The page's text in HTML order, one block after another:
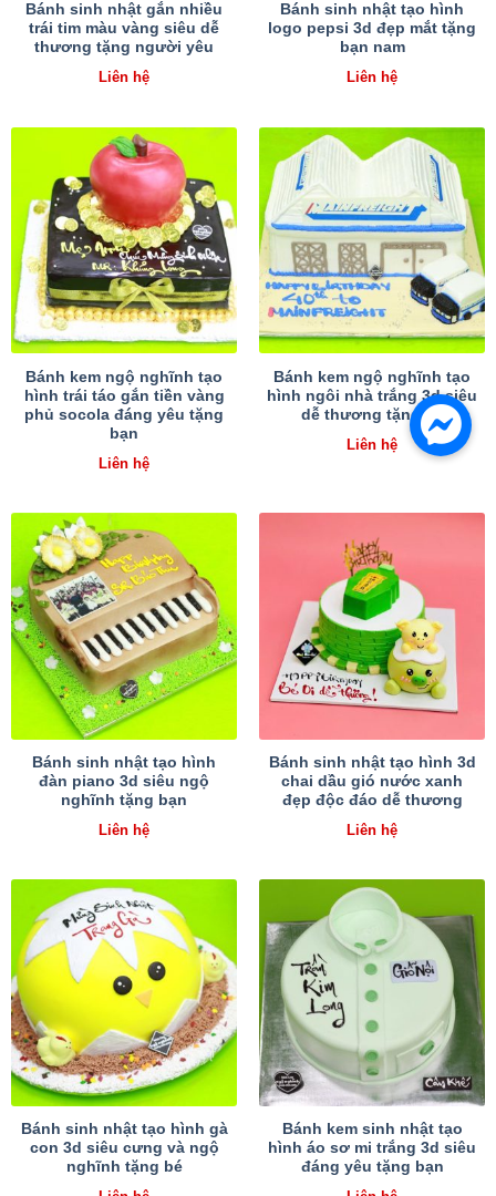
Bánh sinh nhật gắn nhiều
trái tim màu vàng siêu dễ
thương tặng người yêu
Liên hệ
Bánh sinh nhật tạo hình
logo pepsi 3d đẹp mắt tặng
bạn nam
Liên hệ
Bánh kem ngộ nghĩnh tạo
hình trái táo gắn tiền vàng
phủ socola đáng yêu tặng
bạn
Liên hệ
Bánh kem ngộ nghĩnh tạo
hình ngôi nhà trắng 3d siêu
dễ thương tặng ba
Liên hệ
Bánh sinh nhật tạo hình
đàn piano 3d siêu ngộ
nghĩnh tặng bạn
Liên hệ
Bánh sinh nhật tạo hình 3d
chai dầu gió nước xanh
đẹp độc đáo dễ thương
Liên hệ
Bánh sinh nhật tạo hình gà
con 3d siêu cưng và ngộ
nghĩnh tặng bé
Bánh kem sinh nhật tạo
hình áo sơ mi trắng 3d siêu
đáng yêu tặng bạn